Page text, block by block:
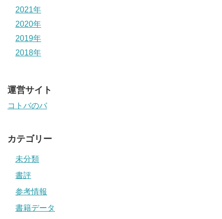
2021年
2020年
2019年
2018年
運営サイト
コトバのバ
カテゴリー
未分類
書評
参考情報
書籍データ